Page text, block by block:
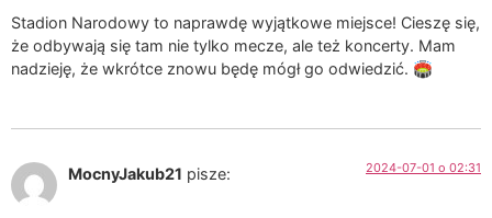
Stadion Narodowy to naprawdę wyjątkowe miejsce! Cieszę się,
że odbywają się tam nie tylko mecze, ale też koncerty. Mam
nadzieję, że wkrótce znowu będę mógł go odwiedzić. 🏟️
MocnyJakub21 pisze: 2024-07-01 o 02:31